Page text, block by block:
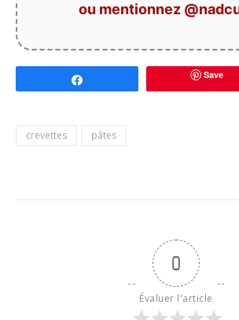
ou mentionnez
Save
crevettes pâtes
0
Évaluer l'article